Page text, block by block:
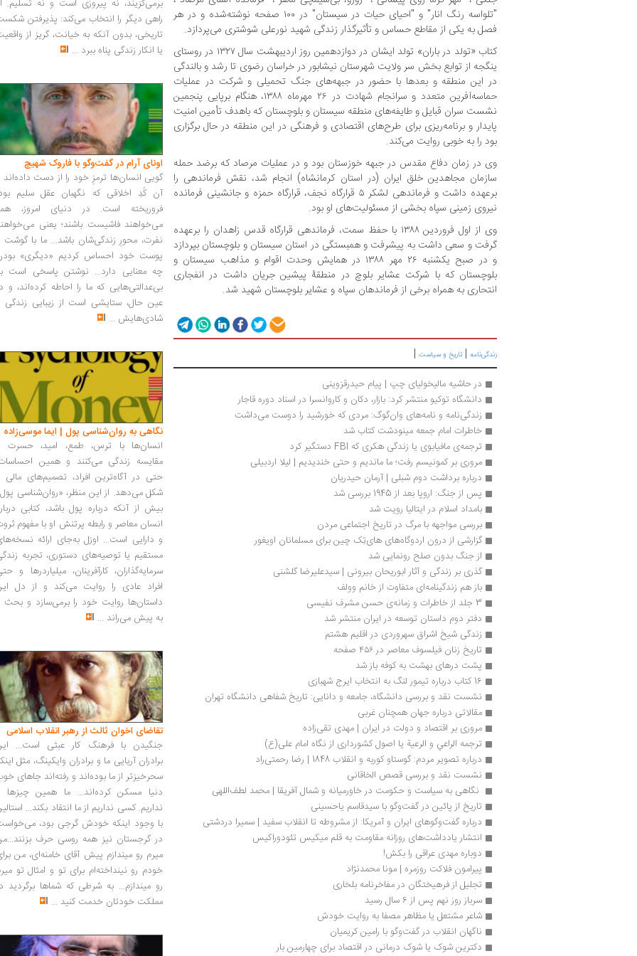
"تلواسه رنگ انار" و "احیای حیات در سیستان" در ۱۰۰ صفحه نوشته‌شده و در هر
فصل به یکی از مقاطع حساس و تأثیرگذار زندگی شهید نورعلی شوشتری می‌پردازد.
کتاب «تولد در باران» تولد ایشان در دوازدهمین روز اردیبهشت سال ۱۳۲۷ در روستای
ینگجه از توابع بخش سر ولایت شهرستان نیشابور در خراسان رضوی تا رشد و بالندگی
در این منطقه و بعدها با حضور در جبهه‌های جنگ تحمیلی و شرکت در عملیات
حماسه‌آفرین متعدد و سرانجام شهادت در ۲۶ مهرماه ۱۳۸۸، هنگام برپایی پنجمین
نشست سران قبایل و طایفه‌های منطقه سیستان و بلوچستان که باهدف تأمین امنیت
پایدار و برنامه‌ریزی برای طرح‌های اقتصادی و فرهنگی در این منطقه در حال برگزاری
بود را به خوبی روایت می‌کند.
وی در زمان دفاع مقدس در جبهه خوزستان بود و در عملیات مرصاد که برضد حمله
سازمان مجاهدین خلق ایران (در استان کرمانشاه) انجام شد، نقش فرماندهی را
برعهده داشت و فرماندهی لشکر ۵ قرارگاه نجف، قرارگاه حمزه و جانشینی فرمانده
نیروی زمینی سپاه بخشی از مسئولیت‌های او بود.
وی از اول فروردین ۱۳۸۸ با حفظ سمت، فرماندهی قرارگاه قدس زاهدان را برعهده
گرفت و سعی داشت به پیشرفت و همبستگی در استان سیستان و بلوچستان بپردازد
و در صبح یکشنبه ۲۶ مهر ۱۳۸۸ در همایش وحدت اقوام و مذاهب سیستان و
بلوچستان که با شرکت عشایر بلوچ در منطقهٔ پیشین جریان داشت در انفجاری
انتحاری به همراه برخی از فرماندهان سپاه و عشایر بلوچستان شهید شد.
زندگی‌نامه | تاریخ و سیاست |
در حاشیه مالیخولیای چپ | پیام حیدرقزوینی
دانشگاه توکیو منتشر کرد: بازار، دکان و کاروانسرا در اسناد دوره قاجار
زندگی‌نامه و نامه‌های وان‌گوگ: م‍ردی‌ ک‍ه‌ خ‍ورش‍ی‍د را دوس‍ت‌ م‍ی‌داش‍ت‌
خاطرات امام جمعه مینودشت کتاب شد
ترجمه‌‎ی مافیابوی یا زندگی هکری که FBI دستگیر کرد
مروری بر کمونیسم رفت؛ ما ماندیم و حتی خندیدیم | لیلا اردبیلی
درباره برداشت دوم شبلی | آرمان حیدریان
پس از جنگ: اروپا بعد از 1945 بررسی شد
بامداد اسلام در ایتالیا رویت شد
بررسی مواجهه با مرگ در تاریخ اجتماعی مردن
گزارشی از درون اردوگاه‌های های‌تِک چین برای مسلمانان اویغور
از جنگ بدون صلح رونمایی شد
گذری بر زندگی و آثار ابوریحان بیرونی | سیدعلیرضا گلشنی
باز هم زندگینامه‌ای متفاوت از خانم وولف
3 جلد از خاطرات و زمانه‌ی حسن مشرف نفیسی
دفتر دوم داستان توسعه در ایران منتشر شد
زندگی شیخ اشراق سهروردی در اقلیم هشتم
تاریخ زنان فیلسوف معاصر در ۴۵۶ صفحه
پشت درهای بهشت به کوفه باز شد
16 کتاب درباره تیمور لنگ به انتخاب ایرج شهبازی
نشست نقد و بررسی دانشگاه، جامعه و دانایی: تاریخ شفاهی دانشگاه تهران
مقالاتی درباره جهان همچنان غربی
مروری بر اقتصاد و دولت در ایران | مهدی تقی‌زاده
ترجمه الراعي و الرعیة یا اصول کشورداری از نگاه امام علی(ع)
درباره تصویر مردم: گوستاو کوربه و انقلاب 1848 | رضا رحمتی‌راد
نشست نقد و بررسی قصص الخاقانی
نگاهی به سیاست و حکومت در خاورمیانه و شمال آفریقا | محمد لطف‌اللهی
تاریخ از پائین در گفت‌وگو با سیدقاسم یاحسینی
درباره گفت‌وگوهای ایران و آمریکا: از مشروطه تا انقلاب سفید | سمیرا دردشتی
انتشار یادداشت‌های روزانه مقاومت به قلم میکیس تئودوراکیس
دوباره مهدی عراقی را بکش!
پیرامون فلاکت روزمره | مونا محمدنژاد
تجلیل از فرهیختگان در مفاخرنامه بلخاری
سرباز روز نهم پس از 6 سال رسید
شاعر مشتعل یا مظاهر مصفا به روایت خودش
ناگهان انقلاب در گفت‌وگو با رامین کریمیان
دکترین شوک یا شوک درمانی در اقتصاد برای چهارمین بار
برمی‌گزیند، نه پیروزی است و نه تسلیم.
راهی دیگر را انتخاب می‌کند: پذیرفتن
تاریخی، بدون آنکه به خیانت، گریز از
یا انکار زندگی پناه ببرد ...
اونای آرام در گفت‌وگو با فاروک شهیچ‭
گویی انسان‌ها ترمزِ خود را از دست داده‌اند
آن کُدِ اخلاقی که نگهبان عقل سلیم
فروریخته است. در دنیای امروز،
می‌خواهند فاشیست باشند؛ یعنی
نفرت، محورِ زندگی‌شان باشد... ما با گوشت
پوست خود احساس کردیم «دیگری»
چه معنایی دارد... نوشتن پاسخی است
بی‌عدالتی‌هایی که ما را احاطه کرده‌اند، و
عین حال، ستایشی است از زیبایی زندگی
شادی‌هایش ...
نگاهی به روان‌شناسی پول | ایما موسی‌زاده
انسان‌ها با ترس، طمع، امید، حسرت
مقایسه زندگی می‌کنند و همین
حتی در آگاه‌ترین افراد، تصمیم‌های مالی
شکل می‌دهد. از این منظر، «روان‌شناسی
بیش از آنکه درباره پول باشد، کتابی
انسان معاصر و رابطه پرتنش او با مفهوم
و دارایی است... اوزل به‌جای ارائه
مستقیم یا توصیه‌های دستوری، تجربه
سرمایه‌گذاران، کارآفرینان، میلیاردرها و
افراد عادی را روایت می‌کند و از دل
داستان‌ها روایت خود را برمی‌سازد و بحث
به پیش می‌راند ...
تقاضای اخوان ثالث از رهبر انقلاب اسلامی
جنگیدن با فرهنگ کار عبثی است...
برادران آریایی ما و برادران وایکینگ، مثل
سحرخیزتر از ما بوده‌اند و رفته‌اند جاهای
دنیا مسکن کرده‌اند... ما همین چیزها
نداریم. کسی نداریم از ما انتقاد بکند...
با وجود اینکه خودش گرجی بود،
در گرجستان نیز همه روسی حرف
میرم رو میندازم پیش آقای خامنه‌ای، من
خودم رو نینداخته‌ام برای تو و امثال تو
رو میندازم... به شرطی که شماها برگردید
مملکت خودتان خدمت کنید ...